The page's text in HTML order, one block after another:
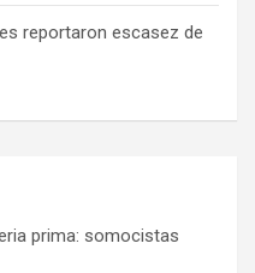
reportaron escasez de
prima: somocistas